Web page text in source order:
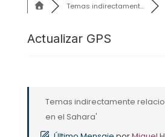
Temas indirectament...
Actualizar GPS
Temas indirectamente
en el Sahara'